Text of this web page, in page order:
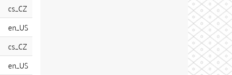
cs_CZ
en_US
cs_CZ
en_US